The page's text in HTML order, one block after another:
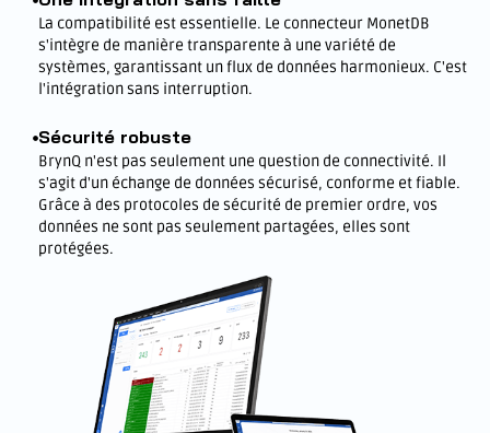
La compatibilité est essentielle. Le connecteur MonetDB
s'intègre de manière transparente à une variété de
systèmes, garantissant un flux de données harmonieux. C'est
l'intégration sans interruption.
Sécurité robuste
BrynQ n'est pas seulement une question de connectivité. Il
s'agit d'un échange de données sécurisé, conforme et fiable.
Grâce à des protocoles de sécurité de premier ordre, vos
données ne sont pas seulement partagées, elles sont
protégées.